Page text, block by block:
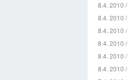
8.4. 2010 /
8.4. 2010 /
8.4. 2010 /
8.4. 2010 /
8.4. 2010 /
8.4. 2010 /